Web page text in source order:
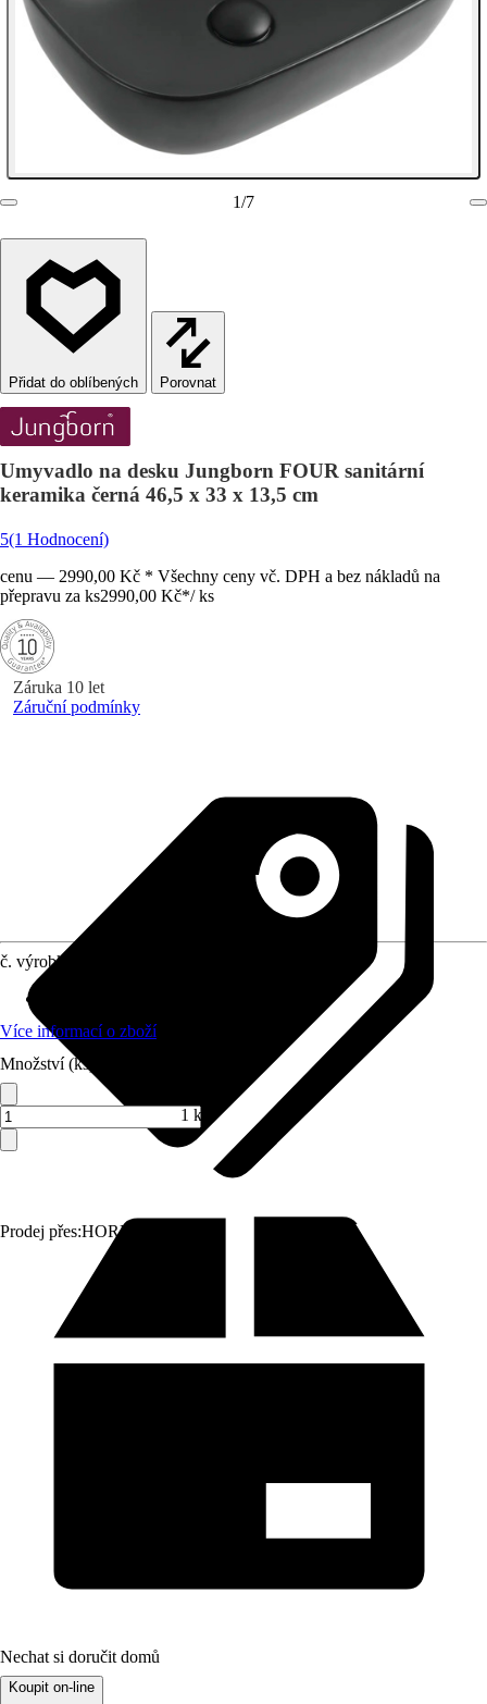
1/7
Porovnat
Umyvadlo na desku Jungborn FOUR sanitární
keramika černá 46,5 x 33 x 13,5 cm
5(1 Hodnocení)
cenu — 2990,00 Kč * Všechny ceny vč. DPH a bez nákladů na
přepravu za ks2990,00 Kč*/ ks
Záruka 10 let
Záruční podmínky
Prodej přes:HORNBACH
č. výrobku
Více informací o zboží
Množství (ks)
1 ks
Nechat si doručit domů
Koupit on-line